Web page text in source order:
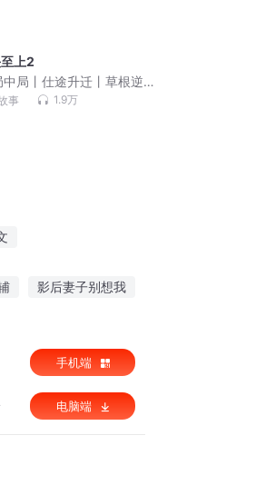
上2
中局丨仕途升迁丨草根逆
丨多人剧
事 1.9万
影后妻子别想我
手机端
电脑端